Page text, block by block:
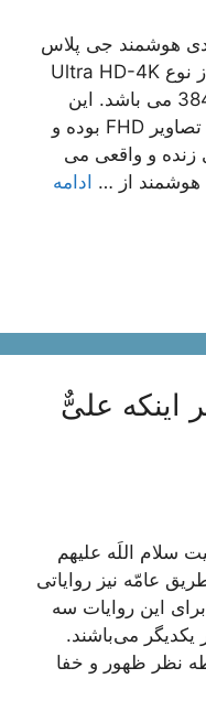
دی هوشمند جی پلاس
55 اينچ مدل GTV-55RQ754N از نوع Ultra HD-4K
بوده و دارای رزولوشن 2140×3840 می باشد. این
کیفیت در حدود چهار برابر کیفیت تصاویر FHD بوده و
زنده و واقعی می
هوشمند از … ادامه
اینکه علىٌّ
سلام اللَه علیهم
عامّه نیز روایاتى
این روایات سه
یکدیگر مى‌باشند.
نظر ظهور و خفا